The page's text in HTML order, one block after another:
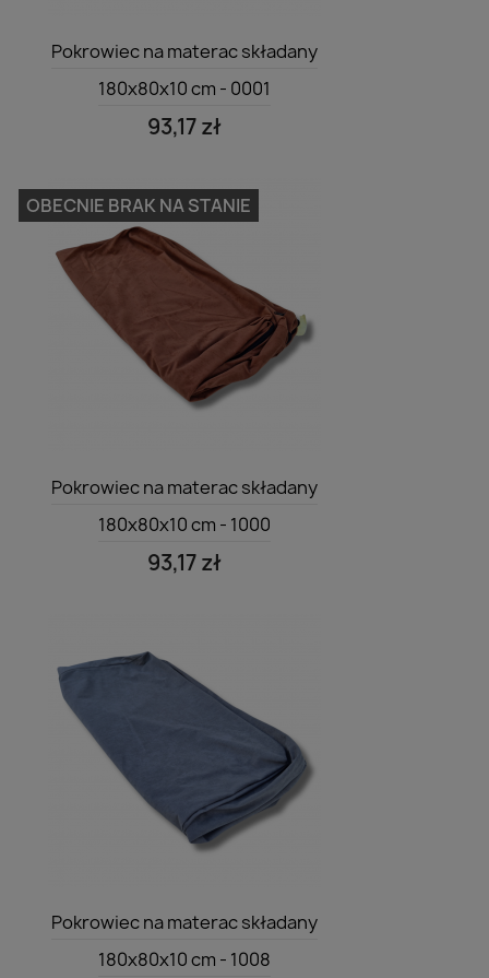
 Szybki podgląd
Pokrowiec na materac składany
180x80x10 cm - 0001
93,17 zł

Pokrowiec na materac składany
180x80x10 cm - 1000
93,17 zł
OBECNIE BRAK NA STANIE

Pokrowiec na materac składany
180x80x10 cm - 1008